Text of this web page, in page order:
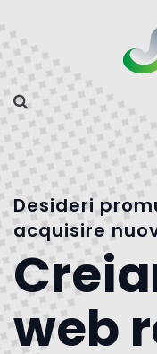
Desideri
acquisire
web